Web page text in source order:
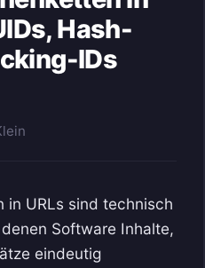
Hash-
IDs
in URLs sind technisch
Software Inhalte,
eindeutig